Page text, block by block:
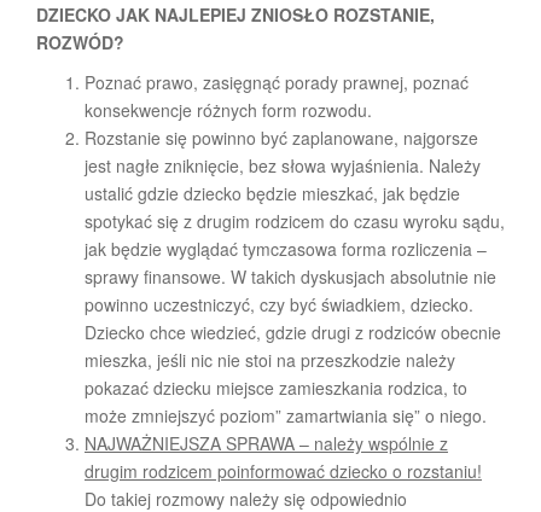
DZIECKO JAK NAJLEPIEJ ZNIOSŁO ROZSTANIE,
ROZWÓD?
Poznać prawo, zasięgnąć porady prawnej, poznać
konsekwencje różnych form rozwodu.
Rozstanie się powinno być zaplanowane, najgorsze
jest nagłe zniknięcie, bez słowa wyjaśnienia. Należy
ustalić gdzie dziecko będzie mieszkać, jak będzie
spotykać się z drugim rodzicem do czasu wyroku sądu,
jak będzie wyglądać tymczasowa forma rozliczenia –
sprawy finansowe. W takich dyskusjach absolutnie nie
powinno uczestniczyć, czy być świadkiem, dziecko.
Dziecko chce wiedzieć, gdzie drugi z rodziców obecnie
mieszka, jeśli nic nie stoi na przeszkodzie należy
pokazać dziecku miejsce zamieszkania rodzica, to
może zmniejszyć poziom” zamartwiania się” o niego.
NAJWAŻNIEJSZA SPRAWA – należy wspólnie z
drugim rodzicem poinformować dziecko o rozstaniu!
Do takiej rozmowy należy się odpowiednio